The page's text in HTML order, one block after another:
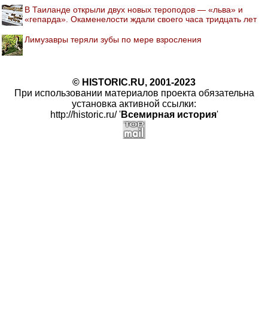
В Таиланде открыли двух новых тероподов — «льва» и
«гепарда». Окаменелости ждали своего часа тридцать лет
Лимузавры теряли зубы по мере взросления
© HISTORIC.RU, 2001-2023
При использовании материалов проекта обязательна
установка активной ссылки:
http://historic.ru/ 'Всемирная история'